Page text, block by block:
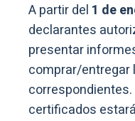
A partir del 1 de
declarantes
presentar
comprar/
certificados